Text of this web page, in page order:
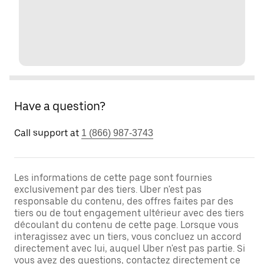
Have a question?
Call support at 1 (866) 987-3743
Les informations de cette page sont fournies
exclusivement par des tiers. Uber n'est pas
responsable du contenu, des offres faites par des
tiers ou de tout engagement ultérieur avec des tiers
découlant du contenu de cette page. Lorsque vous
interagissez avec un tiers, vous concluez un accord
directement avec lui, auquel Uber n'est pas partie. Si
vous avez des questions, contactez directement ce